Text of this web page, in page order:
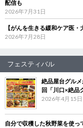
配信も
2026年7月31日
【がんを生きる緩和ケア医
2026年7月28日
フェスティバル
絶品屋台グル
回「川口×絶品
2026年4月15日
自分で収穫した秋野菜を使